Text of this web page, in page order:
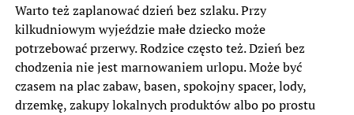
Warto też zaplanować dzień bez szlaku. Przy
kilkudniowym wyjeździe małe dziecko może
potrzebować przerwy. Rodzice często też. Dzień bez
chodzenia nie jest marnowaniem urlopu. Może być
czasem na plac zabaw, basen, spokojny spacer, lody,
drzemkę, zakupy lokalnych produktów albo po prostu